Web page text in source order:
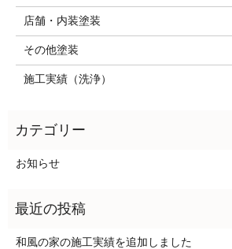
店舗・内装塗装
その他塗装
施工実績（洗浄）
お知らせ
和風の家の施工実績を追加しました